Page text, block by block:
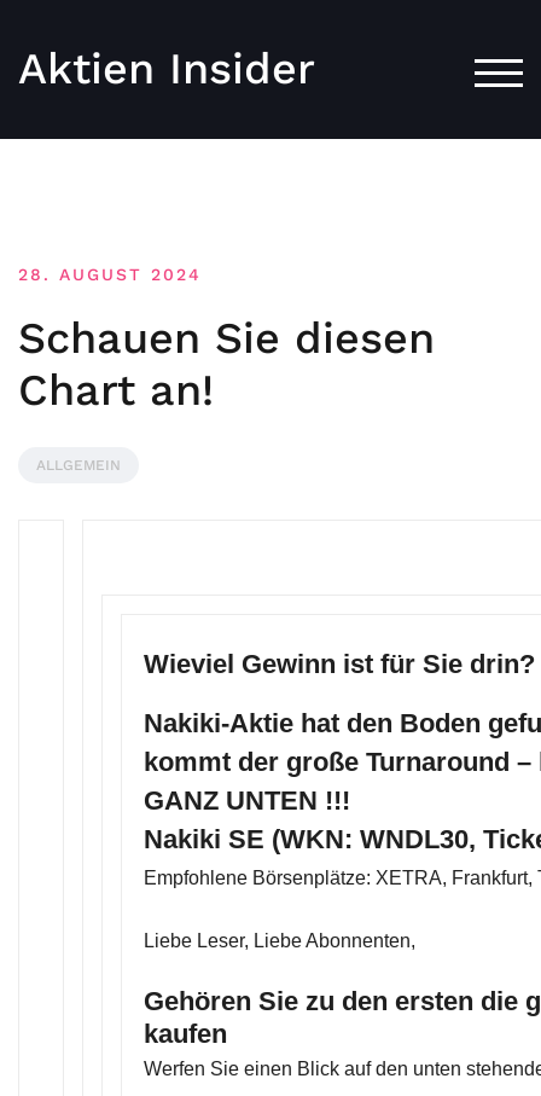
Aktien Insider
28. AUGUST 2024
Schauen Sie diesen
Chart an!
ALLGEMEIN
Wieviel Gewinn ist für Sie drin?
Nakiki-Aktie hat den Boden
kommt der große Turnaround –
GANZ UNTEN !!!
Nakiki SE (WKN: WNDL30,
Empfohlene Börsenplätze: XETRA, Frankfurt,
Liebe Leser, Liebe Abonnenten,
Gehören Sie zu den ersten die
kaufen
Werfen Sie einen Blick auf den unten